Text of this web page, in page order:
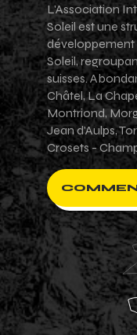
L'Association
Soleil est une
développement
Soleil,
suisses.
Châtel, La
Montriond,
Jean d'Aulps,
Crosets -